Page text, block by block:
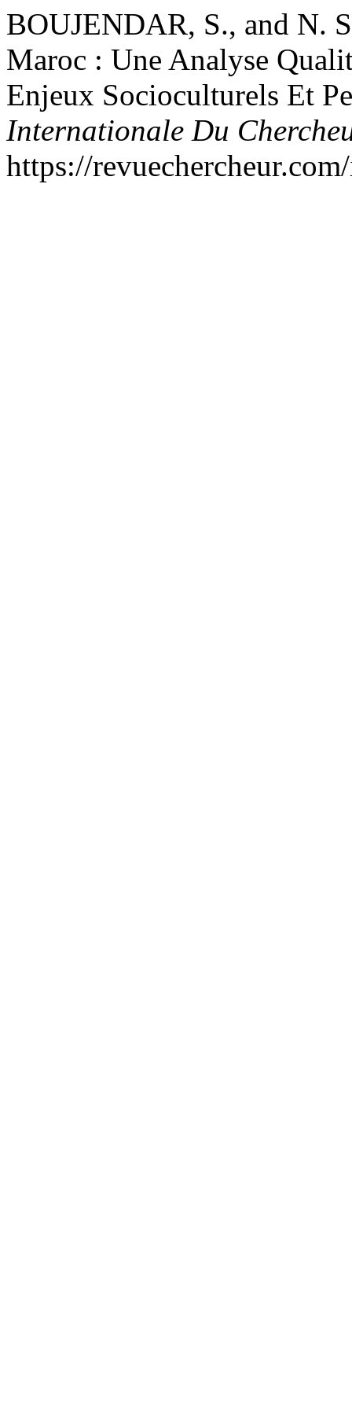
BOUJENDAR, S., and N.
Maroc : Une Analyse
Enjeux Socioculturels Et
Internationale Du
https://